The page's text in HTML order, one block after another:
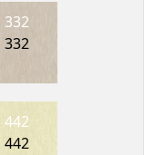
332
332
442
442